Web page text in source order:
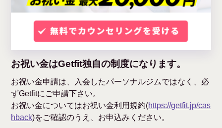
お祝い金はGetfit独自の制度になります。
お祝い金申請は、入会したパーソナルジムではなく、必
ずGetfitにご申請下さい。
お祝い金についてはお祝い金利用規約(https://getfit.jp/cas
hback)をご確認のうえ、お申込みください。